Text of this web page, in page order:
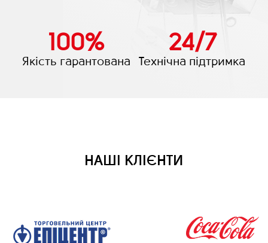
100%
Якість гарантована
24/7
Технічна підтримка
НАШІ КЛІЄНТИ